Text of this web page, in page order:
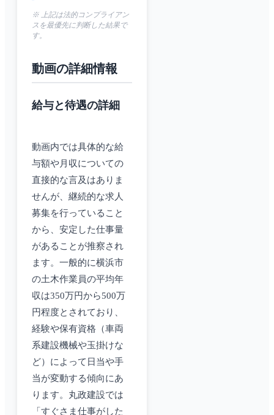
※ 上記は法的コンプライアン
スを最優先に判断した結果で
す。
動画の詳細情報
給与と待遇の詳細
動画内では具体的な給
与額や月収についての
直接的な言及はありま
せんが、継続的な求人
募集を行っていること
から、安定した仕事量
があることが推察され
ます。一般的に横浜市
の土木作業員の平均年
収は350万円から500万
円程度とされており、
経験や保有資格（車両
系建設機械や玉掛けな
ど）によって日当や手
当が変動する傾向にあ
ります。丸政建設では
「すぐさま仕事がした